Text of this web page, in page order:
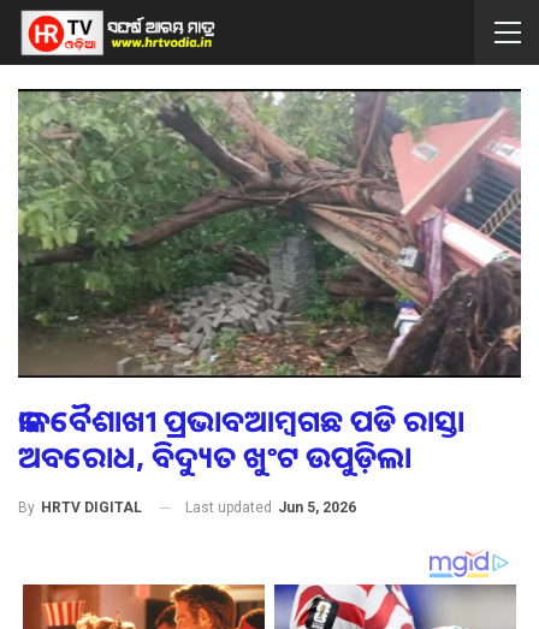
କାଳବୈଶାଖୀ ପ୍ରଭାବଆମ୍ବଗଛ ପଡି ରାସ୍ତା
ଅବରୋଧ, ବିଦ୍ୟୁତ ଖୁଂଟ ଉପୁଡ଼ିଲା
By HRTV DIGITAL Last updated Jun 5, 2026